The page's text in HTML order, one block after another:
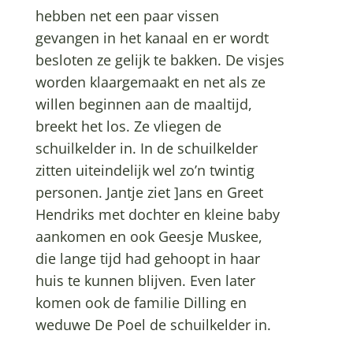
hebben net een paar vissen
gevangen in het kanaal en er wordt
besloten ze gelijk te bakken. De visjes
worden klaargemaakt en net als ze
willen beginnen aan de maaltijd,
breekt het los. Ze vliegen de
schuilkelder in. In de schuilkelder
zitten uiteindelijk wel zo’n twintig
personen. Jantje ziet ]ans en Greet
Hendriks met dochter en kleine baby
aankomen en ook Geesje Muskee,
die lange tijd had gehoopt in haar
huis te kunnen blijven. Even later
komen ook de familie Dilling en
weduwe De Poel de schuilkelder in.